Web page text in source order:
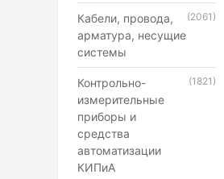
Кабели, провода,
арматура, несущие
системы
(2061)
Контрольно-
измерительные
приборы и
средства
автоматизации
КИПиА
(1821)